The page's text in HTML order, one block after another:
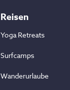
Reisen
Yoga Retreats
Surfcamps
Wanderurlaube